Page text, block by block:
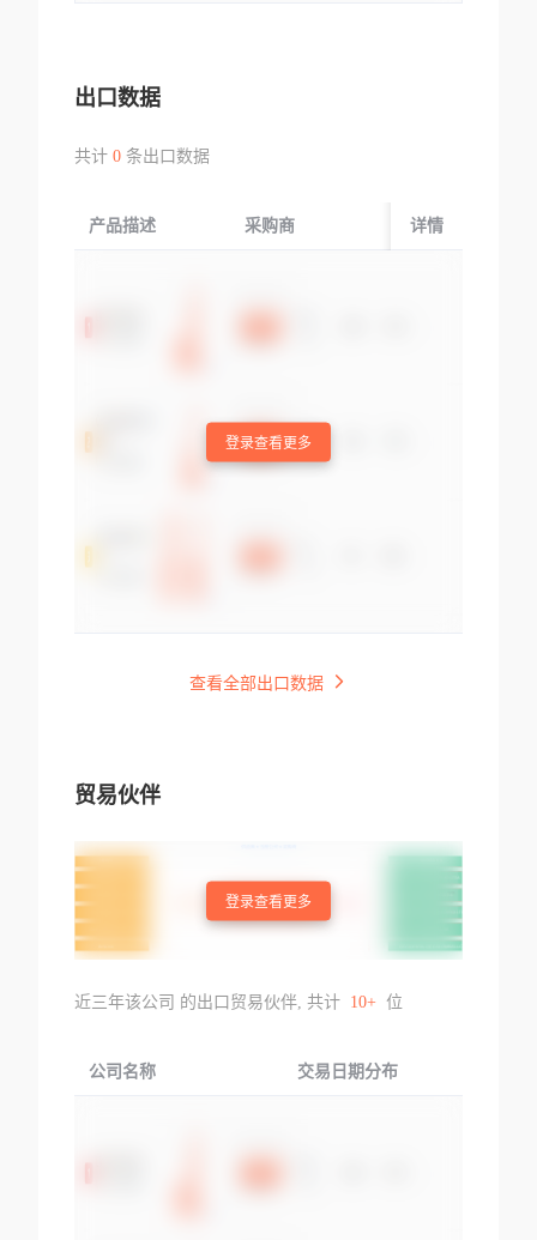
出口数据
共计 0条出口数据
产品描述 采购商 起运国/地区
详情
登录查看更多
查看全部出口数据
贸易伙伴
登录查看更多
近三年该公司 的出口贸易伙伴, 共计 10+ 位
公司名称 交易日期分布